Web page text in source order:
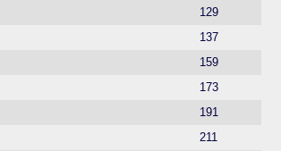
129
137
159
173
191
211